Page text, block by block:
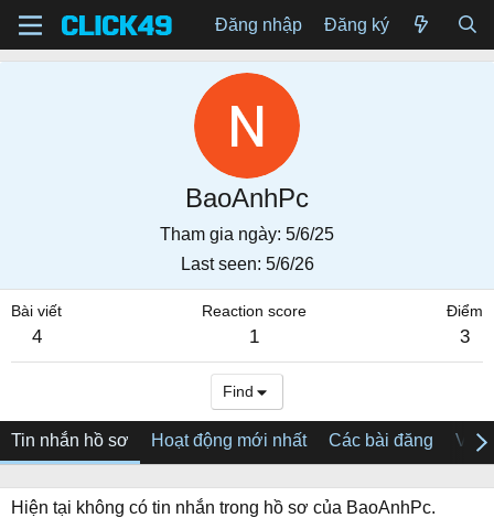
Đăng nhập Đăng ký
BaoAnhPc
Tham gia ngày 5/6/25
Last seen 5/6/26
Bài viết
4
Reaction score
1
Điểm
3
Find
Tin nhắn hồ sơ Hoạt động mới nhất Các bài đăng Về
Hiện tại không có tin nhắn trong hồ sơ của BaoAnhPc.